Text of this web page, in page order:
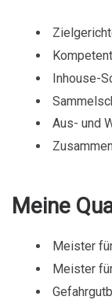
Inhouse-
Aus- und
Meine
Meister
Meister